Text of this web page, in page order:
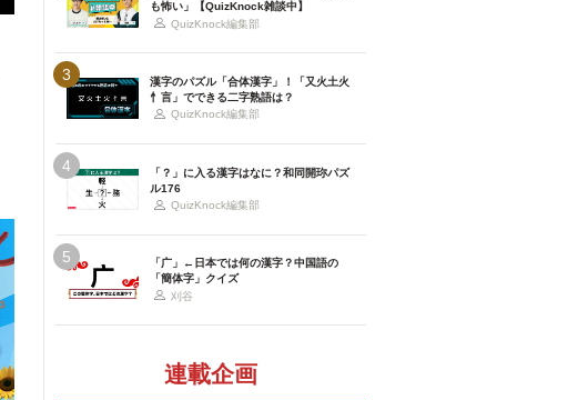
も怖い」【QuizKnock雑談中】
QuizKnock編集部
3
漢字のパズル「合体漢字」！「又火土火
忄言」でできる二字熟語は？
QuizKnock編集部
4
「？」に入る漢字はなに？和同開珎パズ
ル176
QuizKnock編集部
5
「广」←日本では何の漢字？中国語の
「簡体字」クイズ
刈谷
連載企画